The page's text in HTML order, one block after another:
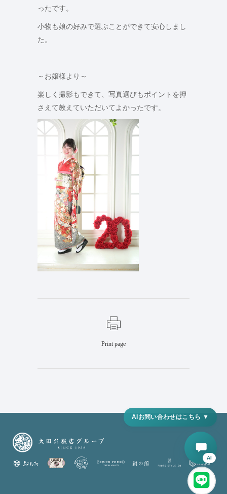
ったです。
小物も娘の好みで選ぶことができて安心しまし
た。
～お嬢様より～
楽しく撮影もできて、写真選びもポイントを押
さえて教えていただいてよかったです。
Print page
AI